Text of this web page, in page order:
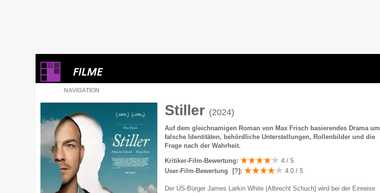
NAVIGATION
Stiller (2024)
Auf dem gleichnamigen Roman von Max Frisch basierendes Drama um
falsche Identitäten, behördliche Unterstellungen, Rollenbilder und die
Frage nach der Wahrheit.
Kritiker-Film-Bewertung:
4 / 5
User-Film-Bewertung
[?] : 4.0 / 5
Der US-Bürger James Larkin White (Albrecht Schuch) wird bei der Einreise